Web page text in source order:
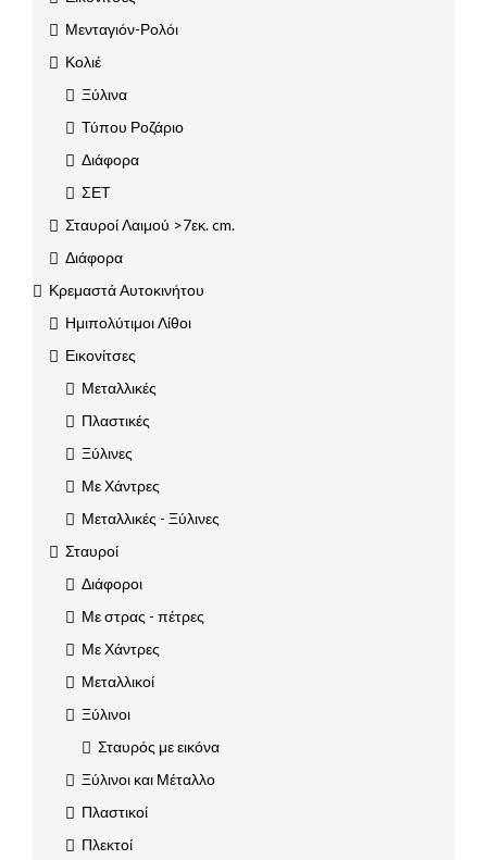
Μενταγιόν-Ρολόι
Κολιέ
Ξύλινα
Τύπου Ροζάριο
Διάφορα
ΣΕΤ
Σταυροί Λαιμού >7εκ. cm.
Διάφορα
Κρεμαστά Αυτοκινήτου
Ημιπολύτιμοι Λίθοι
Εικονίτσες
Μεταλλικές
Πλαστικές
Ξύλινες
Με Χάντρες
Μεταλλικές - Ξύλινες
Σταυροί
Διάφοροι
Με στρας - πέτρες
Με Χάντρες
Μεταλλικοί
Ξύλινοι
Σταυρός με εικόνα
Ξύλινοι και Μέταλλο
Πλαστικοί
Πλεκτοί